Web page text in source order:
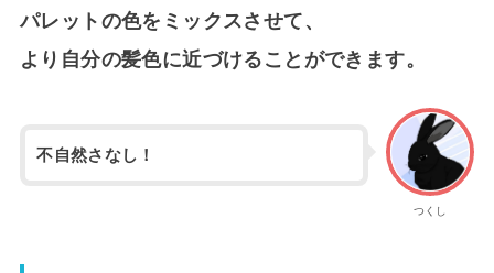
パレットの色をミックスさせて、
より自分の髪色に近づけることができます。
つくし
不自然さなし！